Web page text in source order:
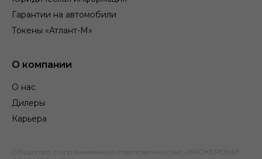
Гарантии на автомобили
Токены «Атлант-М»
О компании
О нас
Дилеры
Карьера
Общество с ограниченной ответственностью «БРОКЕРСКИЙ